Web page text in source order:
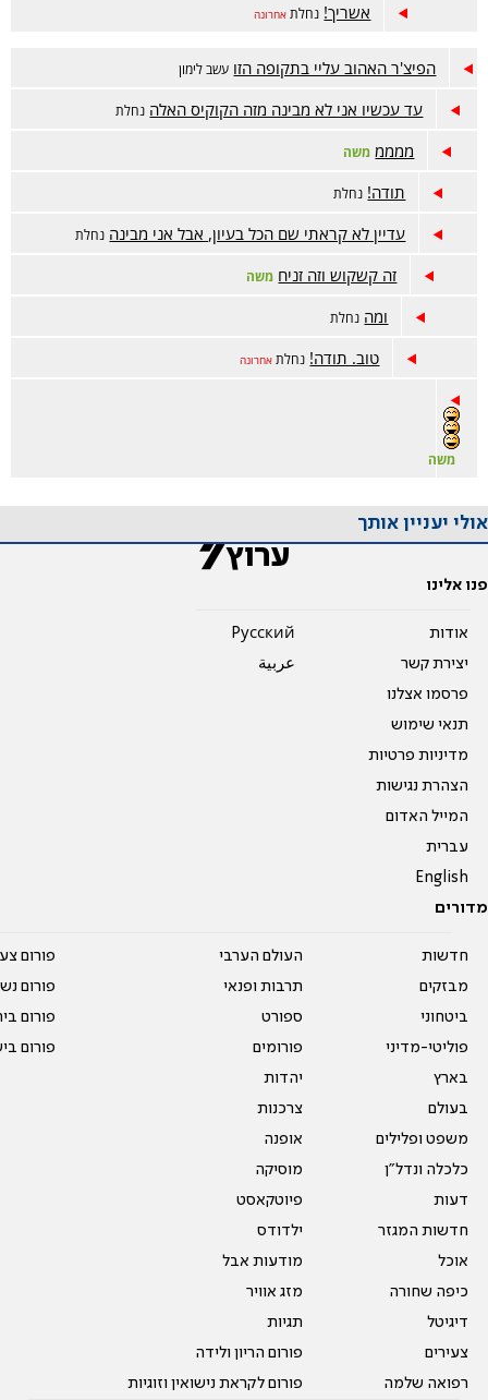
אשריך! נחלת אחרונה
הפיצ'ר האהוב עליי בתקופה הזו עשב לימון
עד עכשיו אני לא מבינה מזה הקוקיס האלה נחלת
ממממ משה
תודה! נחלת
עדיין לא קראתי שם הכל בעיון, אבל אני מבינה נחלת
זה קשקוש וזה זניח משה
ומה נחלת
טוב. תודה! נחלת אחרונה
משה
אולי יעניין אותך
פנו אלינו
אודות
יצירת קשר
פרסמו אצלנו
תנאי שימוש
מדיניות פרטיות
הצהרת נגישות
המייל האדום
עברית
English
Pусский
عربية
מדורים
חדשות
מבזקים
ביטחוני
פוליטי-מדיני
בארץ
בעולם
משפט ופלילים
כלכלה ונדל"ן
דעות
חדשות המגזר
אוכל
כיפה שחורה
דיגיטל
צעירים
רפואה שלמה
העולם הערבי
תרבות ופנאי
ספורט
פורומים
יהדות
צרכנות
אופנה
מוסיקה
פיוטקאסט
ילדודס
מודעות אבל
מזג אוויר
תגיות
פורום הריון ולידה
פורום לקראת נישואין וזוגיות
פורום
פורום
פורום
פורום